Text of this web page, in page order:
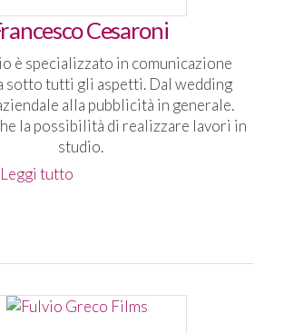
Cesaroni
è specializzato in comunicazione
sotto tutti gli aspetti. Dal wedding
alla pubblicità in generale.
la possibilità di realizzare lavori in
studio.
Leggi tutto